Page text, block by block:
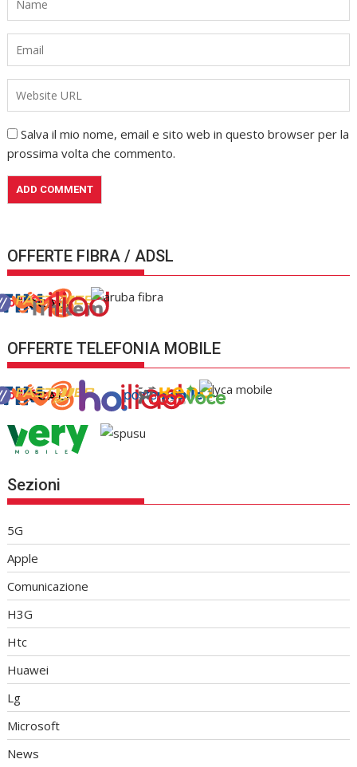
Salva il mio nome, email e sito web in questo browser per la
prossima volta che commento.
OFFERTE FIBRA / ADSL
OFFERTE TELEFONIA MOBILE
Sezioni
5G
Apple
Comunicazione
H3G
Htc
Huawei
Lg
Microsoft
News